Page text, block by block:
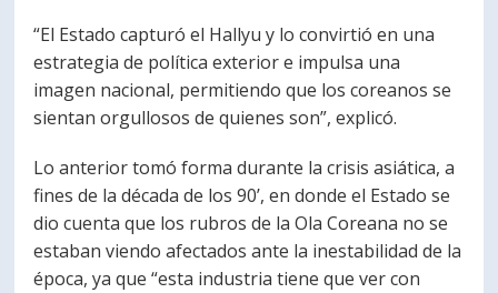
“El Estado capturó el Hallyu y lo convirtió en una
estrategia de política exterior e impulsa una
imagen nacional, permitiendo que los coreanos se
sientan orgullosos de quienes son”, explicó.
Lo anterior tomó forma durante la crisis asiática, a
fines de la década de los 90’, en donde el Estado se
dio cuenta que los rubros de la Ola Coreana no se
estaban viendo afectados ante la inestabilidad de la
época, ya que “esta industria tiene que ver con